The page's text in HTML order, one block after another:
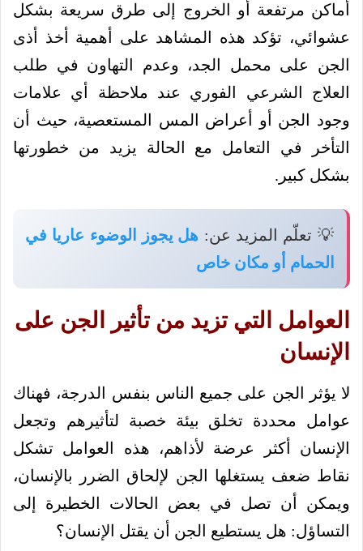
أماكن مرتفعة أو الخروج إلى طرق سريعة بشكل
عشوائي، تؤكد هذه المشاهد على أهمية أخذ أذى
الجن على محمل الجد، وعدم التهاون في طلب
العلاج الشرعي الفوري عند ملاحظة أي علامات
وجود الجن أو أعراض المس المستعصية، حيث أن
التأخر في التعامل مع الحالة يزيد من خطورتها
بشكل كبير.
💡 تعلّم المزيد عن: هل يجوز الوضوء عاريا في
الحمام أو مكان خاص
العوامل التي تزيد من تأثير الجن على
الإنسان
لا يؤثر الجن على جميع الناس بنفس الدرجة، فهناك
عوامل محددة تخلق بيئة خصبة لتأثيرهم وتجعل
الإنسان أكثر عرضة لأذاهم، هذه العوامل تشكل
نقاط ضعف يستغلها الجن لإلحاق الضرر بالإنسان،
ويمكن أن تصل في بعض الحالات الخطيرة إلى
التساؤل: هل يستطيع الجن أن يقتل الإنسان؟